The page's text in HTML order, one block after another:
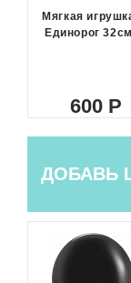
Мягкая
Единорог 32см
600
ДОБАВЬ